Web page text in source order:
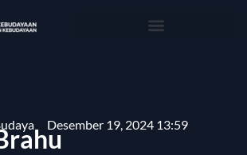
Desember 19, 2024 13:59